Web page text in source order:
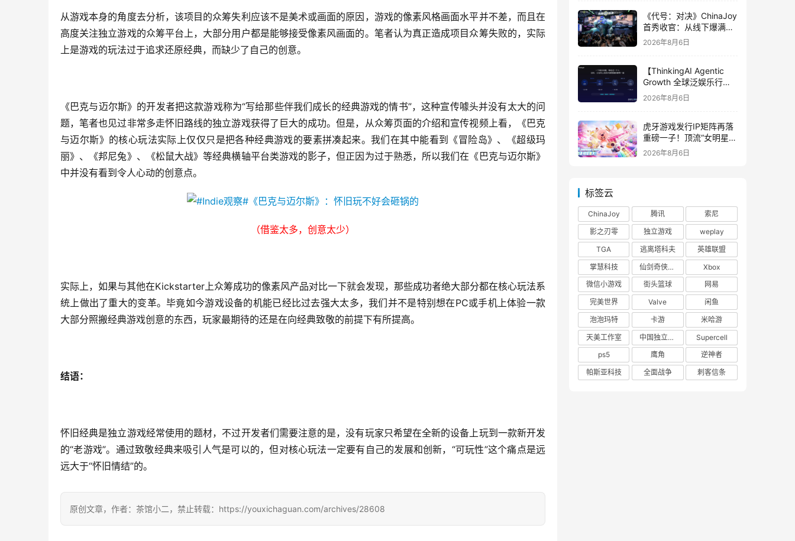
从游戏本身的角度去分析，该项目的众筹失利应该不是美术或画面的原因，游戏的像素风格画面水平并不差，而且在
高度关注独立游戏的众筹平台上，大部分用户都是能够接受像素风画面的。笔者认为真正造成项目众筹失败的，实际
上是游戏的玩法过于追求还原经典，而缺少了自己的创意。
《巴克与迈尔斯》的开发者把这款游戏称为“写给那些伴我们成长的经典游戏的情书”，这种宣传噱头并没有太大的问
题，笔者也见过非常多走怀旧路线的独立游戏获得了巨大的成功。但是，从众筹页面的介绍和宣传视频上看，《巴克
与迈尔斯》的核心玩法实际上仅仅只是把各种经典游戏的要素拼凑起来。我们在其中能看到《冒险岛》、《超级玛
丽》、《邦尼兔》、《松鼠大战》等经典横轴平台类游戏的影子，但正因为过于熟悉，所以我们在《巴克与迈尔斯》
中并没有看到令人心动的创意点。
（借鉴太多，创意太少）
实际上，如果与其他在Kickstarter上众筹成功的像素风产品对比一下就会发现，那些成功者绝大部分都在核心玩法系
统上做出了重大的变革。毕竟如今游戏设备的机能已经比过去强大太多，我们并不是特别想在PC或手机上体验一款
大部分照搬经典游戏创意的东西，玩家最期待的还是在向经典致敬的前提下有所提高。
结语：
怀旧经典是独立游戏经常使用的题材，不过开发者们需要注意的是，没有玩家只希望在全新的设备上玩到一款新开发
的“老游戏”。通过致敬经典来吸引人气是可以的，但对核心玩法一定要有自己的发展和创新，“可玩性”这个痛点是远
远大于“怀旧情结”的。
原创文章，作者：茶馆小二，禁止转载：https://youxichaguan.com/archives/28608
《代号：对决》ChinaJoy
首秀收官：从线下爆满看
见玩家的真实期待
2026年8月6日
【ThinkingAI Agentic
Growth 全球泛娱乐行业
峰会】Agent 时代，人到
底负责什么
2026年8月6日
虎牙游戏发行IP矩阵再落
重磅一子！顶流“女明星”
ZANMANG LOOPY 正版
2026年8月6日
标签云
ChinaJoy 腾讯
索尼
影之刃零
独立游戏
weplay
TGA
逃离塔科夫
英雄联盟
掌慧科技
仙剑奇侠传四
Xbox
微信小游戏
街头篮球
网易
完美世界
Valve
闲鱼
泡泡玛特
卡游
米哈游
天美工作室
中国独立游戏联盟
Supercell
ps5
鹰角
逆神者
帕斯亚科技
全面战争 刺客信条